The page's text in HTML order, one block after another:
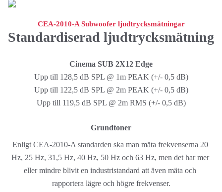
CEA-2010-A Subwoofer ljudtrycksmätningar
Standardiserad ljudtrycksmätning
Cinema SUB 2X12 Edge
Upp till 128,5 dB SPL @ 1m PEAK (+/- 0,5 dB)
Upp till 122,5 dB SPL @ 2m PEAK (+/- 0,5 dB)
Upp till 119,5 dB SPL @ 2m RMS (+/- 0,5 dB)
Grundtoner
Enligt CEA-2010-A standarden ska man mäta frekvenserna 20
Hz, 25 Hz, 31,5 Hz, 40 Hz, 50 Hz och 63 Hz, men det har mer
eller mindre blivit en industristandard att även mäta och
rapportera lägre och högre frekvenser.